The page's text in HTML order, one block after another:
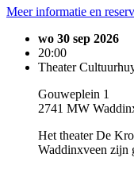
Meer informatie en
wo 30 sep 2026
20:00
Theater
Gouweplein 1
2741 MW
Het theater De
Waddinxveen zijn